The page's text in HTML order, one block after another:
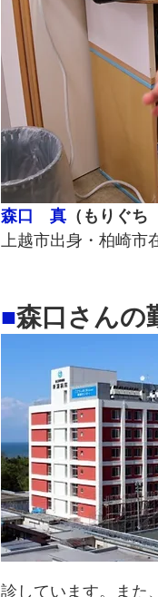
森口　真 （もりぐ
上越市出身・柏崎市
■森口さんの
診しています。また